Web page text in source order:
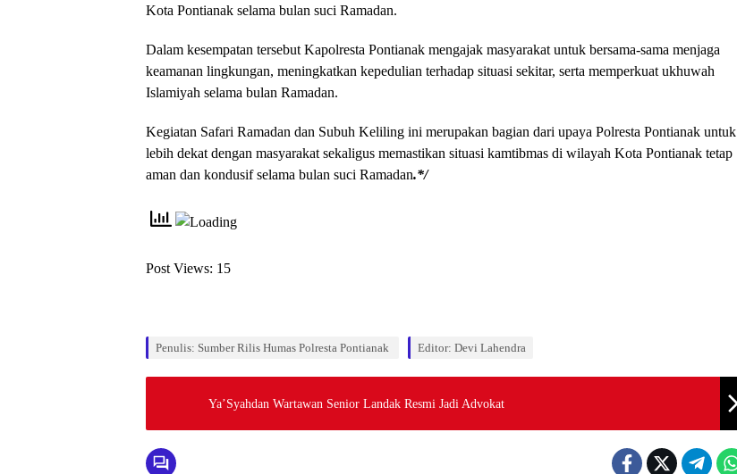
Kota Pontianak selama bulan suci Ramadan.
Dalam kesempatan tersebut Kapolresta Pontianak mengajak masyarakat untuk bersama-sama menjaga
keamanan lingkungan, meningkatkan kepedulian terhadap situasi sekitar, serta memperkuat ukhuwah
Islamiyah selama bulan Ramadan.
Kegiatan Safari Ramadan dan Subuh Keliling ini merupakan bagian dari upaya Polresta Pontianak untuk
lebih dekat dengan masyarakat sekaligus memastikan situasi kamtibmas di wilayah Kota Pontianak tetap
aman dan kondusif selama bulan suci Ramadan.*/
Post Views: 15
Penulis: Sumber Rilis Humas Polresta Pontianak Editor: Devi Lahendra
Ya’Syahdan Wartawan Senior Landak Resmi Jadi Advokat